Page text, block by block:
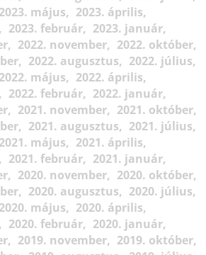
2023. május
2023. április
2023. február
2023. január
2022. november
2022. október
2022. augusztus
2022. július
2022. május
2022. április
2022. február
2022. január
2021. november
2021. október
2021. augusztus
2021. július
2021. május
2021. április
2021. február
2021. január
2020. november
2020. október
2020. augusztus
2020. július
2020. május
2020. április
2020. február
2020. január
2019. november
2019. október